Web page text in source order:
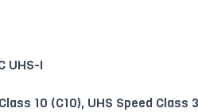
UHS-I
10 (C10), UHS Speed Class